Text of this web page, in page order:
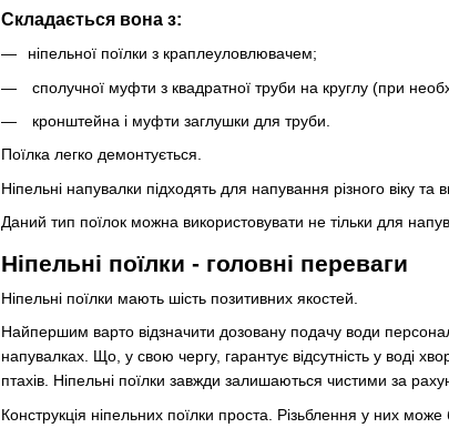
Складається вона з:
ніпельної поїлки з краплеуловлювачем;
сполучної муфти з квадратної труби на круглу (при
кронштейна і муфти заглушки для труби.
Поїлка легко демонтується.
Ніпельні напувалки підходять для напування різного віку та
Даний тип поїлок можна використовувати не тільки для
Ніпельні поїлки - головні переваги
Ніпельні поїлки мають шість позитивних якостей.
Найпершим варто відзначити дозовану подачу води
напувалках. Що, у свою чергу, гарантує відсутність у воді
птахів. Ніпельні поїлки завжди залишаються чистими за
Конструкція ніпельних поїлки проста. Різьблення у них